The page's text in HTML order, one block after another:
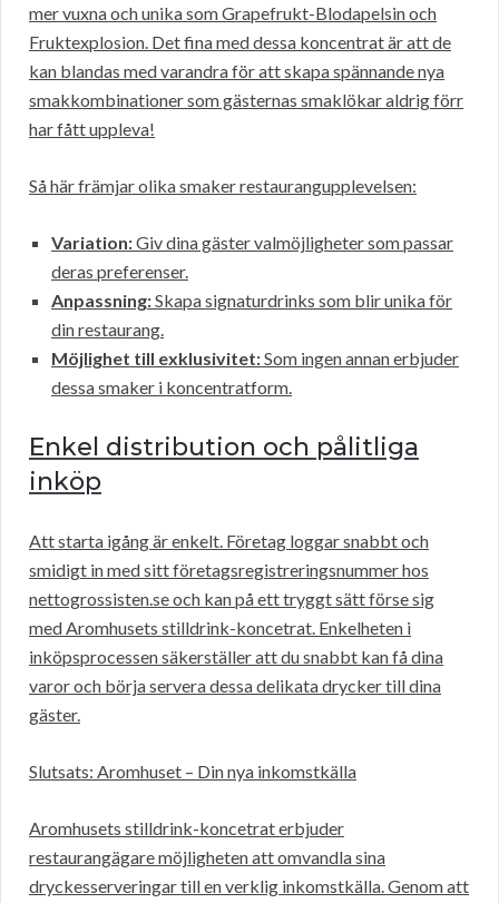
mer vuxna och unika som Grapefrukt-Blodapelsin och
Fruktexplosion. Det fina med dessa koncentrat är att de
kan blandas med varandra för att skapa spännande nya
smakkombinationer som gästernas smaklökar aldrig förr
har fått uppleva!
Så här främjar olika smaker restaurangupplevelsen:
Variation:Giv dina gäster valmöjligheter som passar
deras preferenser.
Anpassning:Skapa signaturdrinks som blir unika för
din restaurang.
Möjlighet till exklusivitet:Som ingen annan erbjuder
dessa smaker i koncentratform.
Enkel distribution och pålitliga
inköp
Att starta igång är enkelt. Företag loggar snabbt och
smidigt in med sitt företagsregistreringsnummer hos
nettogrossisten.se och kan på ett tryggt sätt förse sig
med Aromhusets stilldrink-koncetrat. Enkelheten i
inköpsprocessen säkerställer att du snabbt kan få dina
varor och börja servera dessa delikata drycker till dina
gäster.
Slutsats: Aromhuset – Din nya inkomstkälla
Aromhusets stilldrink-koncetrat erbjuder
restaurangägare möjligheten att omvandla sina
dryckesserveringar till en verklig inkomstkälla. Genom att